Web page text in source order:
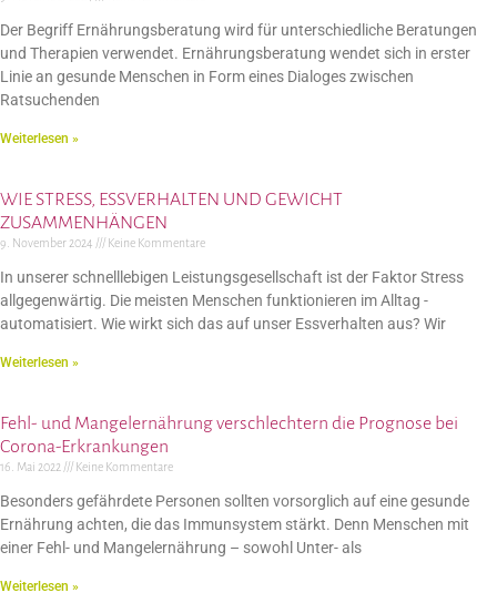
Der Begriff Ernährungsberatung wird für unterschiedliche Beratungen
und Therapien verwendet. Ernährungsberatung wendet sich in erster
Linie an gesunde Menschen in Form eines Dialoges zwischen
Ratsuchenden
Weiterlesen »
WIE STRESS, ESSVERHALTEN UND GEWICHT
ZUSAMMENHÄNGEN
9. November 2024 Keine Kommentare
In unserer schnelllebigen Leistungsgesellschaft ist der Faktor Stress
allgegenwärtig. Die meisten Menschen funktionieren im Alltag ­
automatisiert. Wie wirkt sich das auf unser Essverhalten aus? Wir
Weiterlesen »
Fehl- und Mangelernährung verschlechtern die Prognose bei
Corona-Erkrankungen
16. Mai 2022 Keine Kommentare
Besonders gefährdete Personen sollten vorsorglich auf eine gesunde
Ernährung achten, die das Immunsystem stärkt. Denn Menschen mit
einer Fehl- und Mangelernährung – sowohl Unter- als
Weiterlesen »